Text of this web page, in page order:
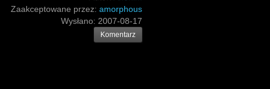
Zaakceptowane przez: amorphous
Wysłano: 2007-08-17
Komentarz